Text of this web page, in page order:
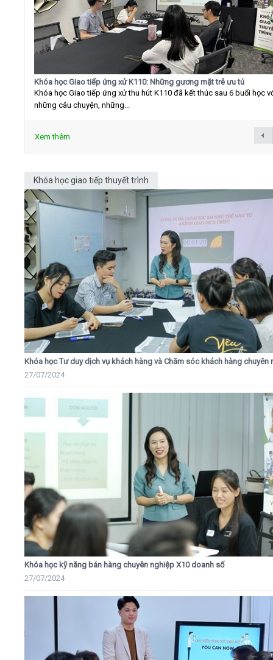
Khóa học Giao tiếp ứng xử K110: Những gương mặt trẻ ưu tú
Khóa học Giao tiếp ứng xử thu hút K110 đã kết thúc sau 6 buổi học
những câu chuyện, những...
Xem thêm
Khóa học giao tiếp thuyết trình
Khóa học Tư duy dịch vụ khách hàng và Chăm sóc khách hàng chuyên
27/07/2024
Khóa học kỹ năng bán hàng chuyên nghiệp X10 doanh số
27/07/2024